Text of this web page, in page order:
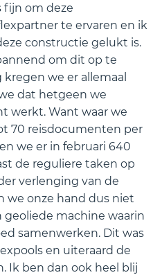
fijn om deze
te ervaren en ik
constructie gelukt is.
om dit op te
we er allemaal
dat hetgeen we
werkt. Want waar we
70 reisdocumenten per
we er in februari 640
de reguliere taken op
verlenging van de
we onze hand dus niet
geoliede machine waarin
samenwerken. Dit was
en uiteraard de
Ik ben dan ook heel blij